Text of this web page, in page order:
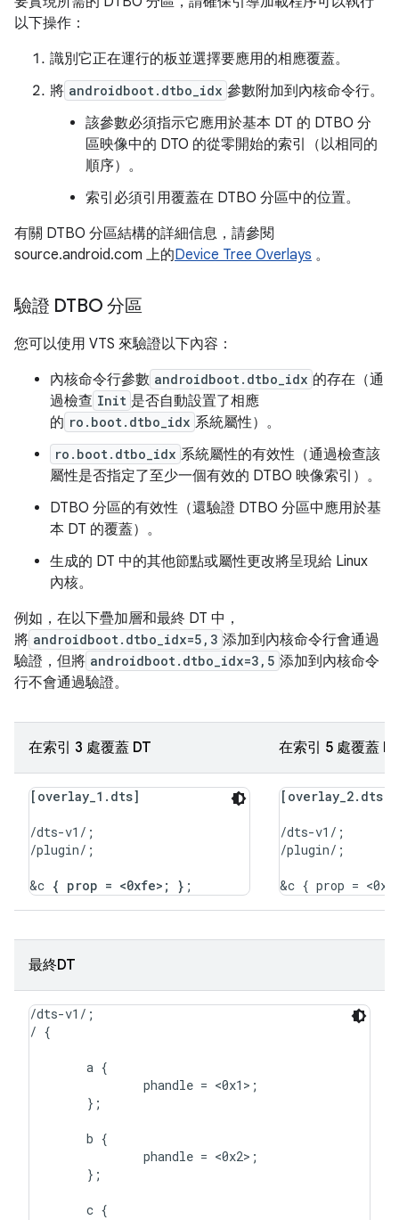
以下操作：
識別它正在運行的板並選擇要應用的相應覆蓋。
將 androidboot.dtbo_idx 參數附加到內核命令行。
該參數必須指示它應用於基本 DT 的 DTBO 分
區映像中的 DTO 的從零開始的索引（以相同的
順序）。
索引必須引用覆蓋在 DTBO 分區中的位置。
有關 DTBO 分區結構的詳細信息，請參閱
source.android.com 上的Device Tree Overlays 。
驗證 DTBO 分區
您可以使用 VTS 來驗證以下內容：
內核命令行參數 androidboot.dtbo_idx 的存在（通
過檢查 Init 是否自動設置了相應
的 ro.boot.dtbo_idx 系統屬性）。
ro.boot.dtbo_idx 系統屬性的有效性（通過檢查該
屬性是否指定了至少一個有效的 DTBO 映像索引）。
DTBO 分區的有效性（還驗證 DTBO 分區中應用於基
本 DT 的覆蓋）。
生成的 DT 中的其他節點或屬性更改將呈現給 Linux
內核。
例如，在以下疊加層和最終 DT 中，
將 androidboot.dtbo_idx=5,3 添加到內核命令行會通過
驗證，但將 androidboot.dtbo_idx=3,5 添加到內核命令
行不會通過驗證。
在索引 3 處覆蓋 DT 在索引 5 處覆蓋
[overlay_1.dts]
/dts-v1/;
/plugin/;
&c { prop = <0xfe>; }
[overlay_2.dts]
/dts-v1/;
/plugin/;
最終DT
/dts-v1/;
/ {